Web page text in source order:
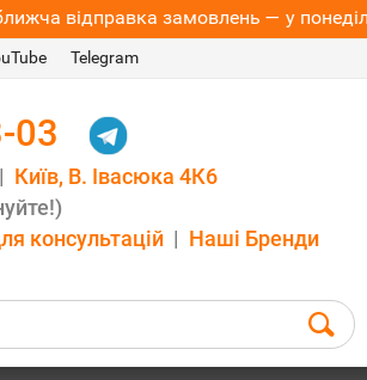
відправка замовлень — у
Telegram
03
Київ, В. Івасюка 4К6
консультацій Наші Бренди